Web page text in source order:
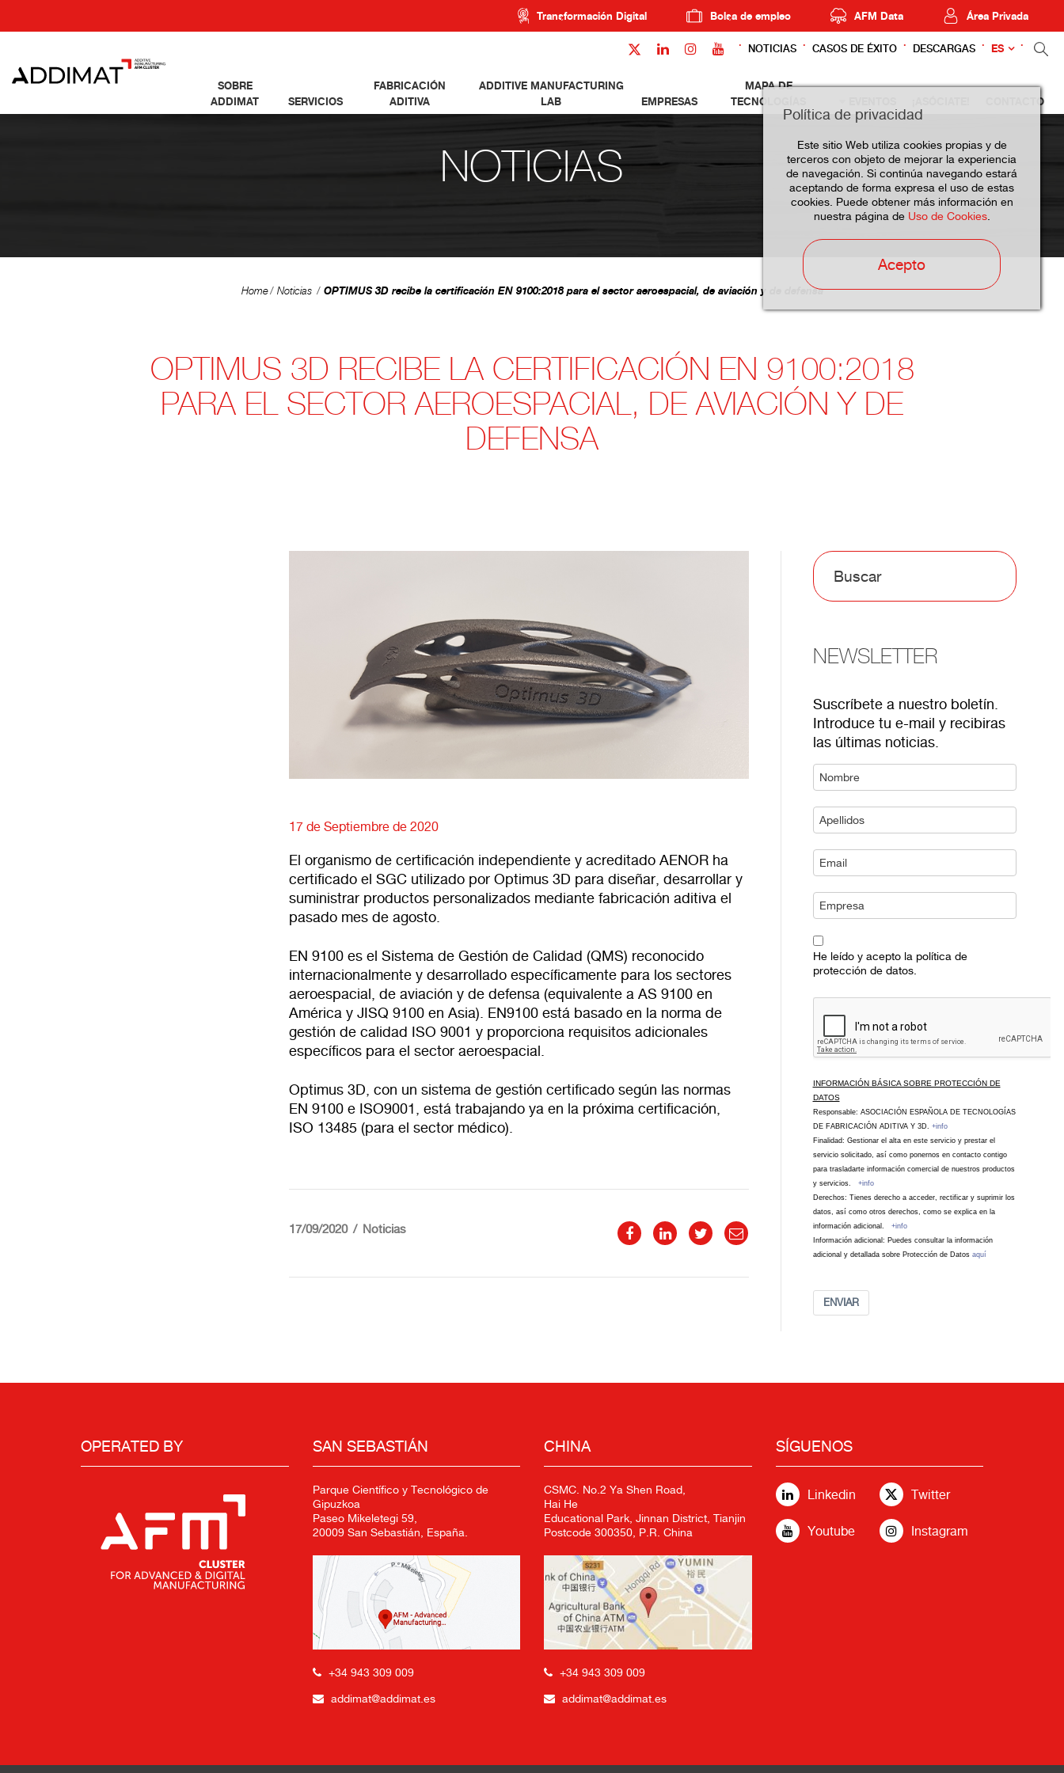
Transformación Digital Bolsa de empleo AFM Data Área Privada
NOTICIAS CASOS DE ÉXITO DESCARGAS ES
SOBRE
ADDIMAT
SERVICIOS
FABRICACIÓN
ADITIVA
ADDITIVE MANUFACTURING
LAB
EMPRESAS
MAPA DE
TECNOLOGÍAS
CONTACTO
Política de privacidad
Este sitio Web utiliza cookies propias y de
terceros con objeto de mejorar la experiencia
de navegación. Si continúa navegando estará
aceptando de forma expresa el uso de estas
cookies. Puede obtener más información en
nuestra página de Uso de Cookies.
Acepto
NOTICIAS
Home Noticias OPTIMUS 3D recibe la certificación EN 9100:2018 para el sector aeroespacial, de aviación y de defensa
OPTIMUS 3D RECIBE LA CERTIFICACIÓN EN 9100:2018
PARA EL SECTOR AEROESPACIAL, DE AVIACIÓN Y DE
DEFENSA
17 de Septiembre de 2020
El organismo de certificación independiente y acreditado AENOR ha
certificado el SGC utilizado por Optimus 3D para diseñar, desarrollar y
suministrar productos personalizados mediante fabricación aditiva el
pasado mes de agosto.
EN 9100 es el Sistema de Gestión de Calidad (QMS) reconocido
internacionalmente y desarrollado específicamente para los sectores
aeroespacial, de aviación y de defensa (equivalente a AS 9100 en
América y JISQ 9100 en Asia). EN9100 está basado en la norma de
gestión de calidad ISO 9001 y proporciona requisitos adicionales
específicos para el sector aeroespacial.
Optimus 3D, con un sistema de gestión certificado según las normas
EN 9100 e ISO9001, está trabajando ya en la próxima certificación,
ISO 13485 (para el sector médico).
17/09/2020 Noticias
NEWSLETTER
Suscríbete a nuestro boletín.
Introduce tu e-mail y recibiras
las últimas noticias.
He leído y acepto la política de
protección de datos.
INFORMACIÓN BÁSICA SOBRE PROTECCIÓN DE
DATOS
Responsable: ASOCIACIÓN ESPAÑOLA DE TECNOLOGÍAS
DE FABRICACIÓN ADITIVA Y 3D. +info
Finalidad: Gestionar el alta en este servicio y prestar el
servicio solicitado, así como ponernos en contacto contigo
para trasladarte información comercial de nuestros productos
y servicios. +info
Derechos: Tienes derecho a acceder, rectificar y suprimir los
datos, así como otros derechos, como se explica en la
información adicional. +info
Información adicional: Puedes consultar la información
adicional y detallada sobre Protección de Datos aquí
ENVIAR
OPERATED BY SAN SEBASTIÁN
Parque Científico y Tecnológico de
Gipuzkoa
Paseo Mikeletegi 59,
20009 San Sebastián, España.
+34 943 309 009
addimat@addimat.es
CHINA
CSMC. No.2 Ya Shen Road,
Hai He
Educational Park, Jinnan District, Tianjin
Postcode 300350, P.R. China
+34 943 309 009
addimat@addimat.es
SÍGUENOS
Linkedin Twitter
Youtube Instagram